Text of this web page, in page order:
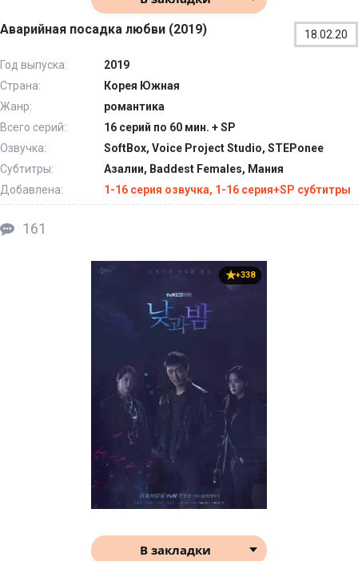
Аварийная посадка любви (2019) 18.02.20
Год выпуска:
2019
Страна:
Корея Южная
Жанр:
романтика
Всего серий:
16 серий по 60 мин. + SP
Озвучка:
SoftBox, Voice Project Studio, STEPonee
Субтитры:
Азалии, Baddest Females, Мания
Добавлена:
1-16 серия озвучка, 1-16 серия+SP субтитры
161
+338
В закладки